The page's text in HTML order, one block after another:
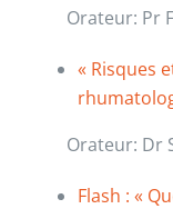
Orateur: Pr
« Risques
Orateur: Dr
Flash : «